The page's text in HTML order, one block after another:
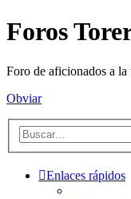
Foros
Foro de aficionados a
Obviar
Enlaces rápidos